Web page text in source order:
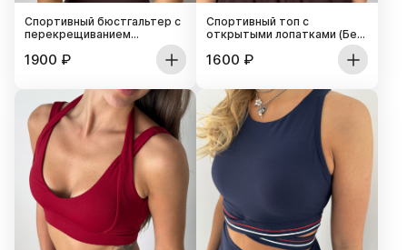
Спортивный бюстгальтер с
перекрещиванием
застежки)
1900 ₽
Спортивный топ c
открытыми лопатками (Без
1600 ₽